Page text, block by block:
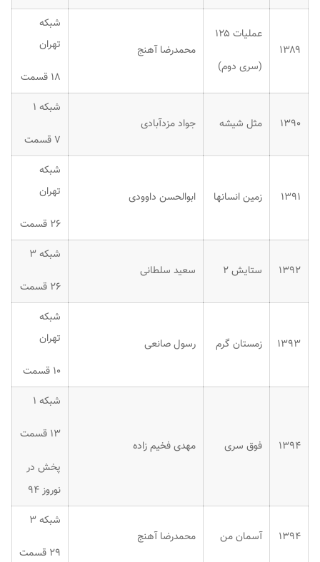
۱۳۸۹
عملیات ۱۲۵
(سری دوم)
محمدرضا آهنج
شبکه
تهران
۱۸ قسمت
۱۳۹۰ مثل شیشه جواد مزدآبادی
شبکه ۱
۷ قسمت
۱۳۹۱ زمین انسانها ابوالحسن داوودی
شبکه
تهران
۲۶ قسمت
۱۳۹۲ ستایش ۲ سعید سلطانی
شبکه ۳
۲۶ قسمت
۱۳۹۳ زمستان گرم رسول صانعی
شبکه
تهران
۱۰ قسمت
۱۳۹۴ فوق سری مهدی فخیم زاده
شبکه ۱
۱۳ قسمت
پخش در
نوروز ۹۴
۱۳۹۴ آسمان من محمدرضا آهنج
شبکه ۳
۲۹ قسمت